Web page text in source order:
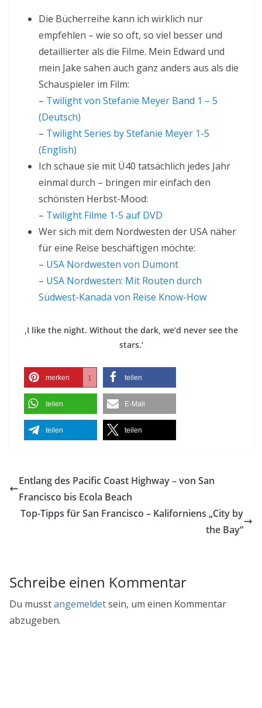
Die Bücherreihe kann ich wirklich nur
empfehlen – wie so oft, so viel besser und
detaillierter als die Filme. Mein Edward und
mein Jake sahen auch ganz anders aus als die
Schauspieler im Film:
– Twilight von Stefanie Meyer Band 1 – 5
(Deutsch)
– Twilight Series by Stefanie Meyer 1-5
(English)
Ich schaue sie mit Ü40 tatsächlich jedes Jahr
einmal durch – bringen mir einfach den
schönsten Herbst-Mood:
– Twilight Filme 1-5 auf DVD
Wer sich mit dem Nordwesten der USA näher
für eine Reise beschäftigen möchte:
– USA Nordwesten von Dumont
– USA Nordwesten: Mit Routen durch
Südwest-Kanada von Reise Know-How
‚I like the night. Without the dark, we’d never see the
stars.‘
merken 1 teilen
teilen E-Mail
teilen teilen
Entlang des Pacific Coast Highway – von San
Francisco bis Ecola Beach
Top-Tipps für San Francisco – Kaliforniens „City by
the Bay“
Schreibe einen Kommentar
Du musstangemeldetsein, um einen Kommentar
abzugeben.